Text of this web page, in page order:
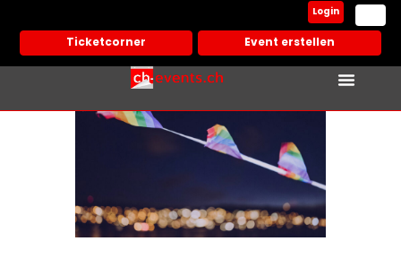
Ticketcorner Event erstellen
Login